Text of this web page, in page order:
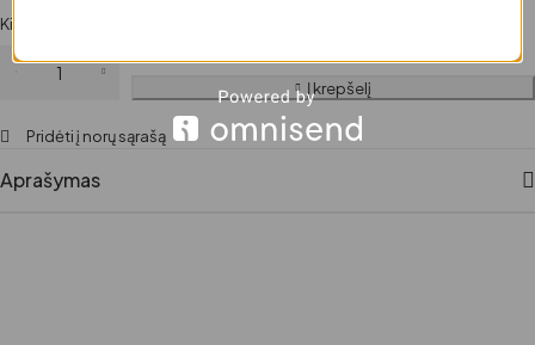
Kiekis
Į krepšelį
Pridėti į norų sąrašą
Aprašymas